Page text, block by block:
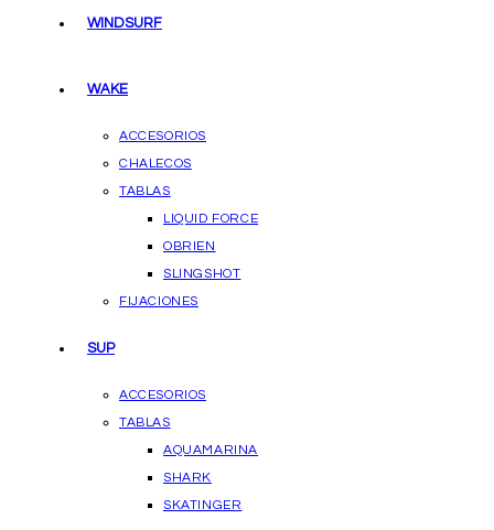
WINDSURF
WAKE
ACCESORIOS
CHALECOS
TABLAS
LIQUID FORCE
OBRIEN
SLINGSHOT
FIJACIONES
SUP
ACCESORIOS
TABLAS
AQUAMARINA
SHARK
SKATINGER